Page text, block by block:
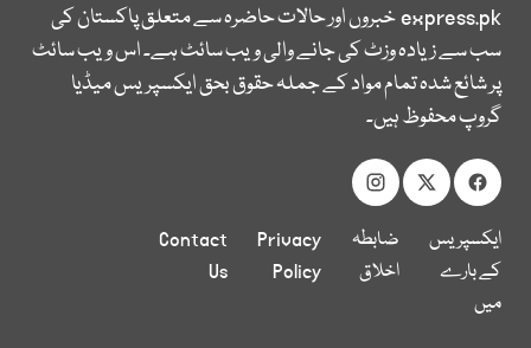
express.pkخبروں اور حالات حاضرہ سے متعلق پاکستان کی
سب سے زیادہ وزٹ کی جانے والی ویب سائٹ ہے۔ اس ویب سائٹ
پر شائع شدہ تمام مواد کے جملہ حقوق بحق ایکسپریس میڈیا
گروپ محفوظ ہیں۔
ایکسپریس
کے بارے
میں
ضابطہ
اخلاق
Privacy
Policy
Contact
Us